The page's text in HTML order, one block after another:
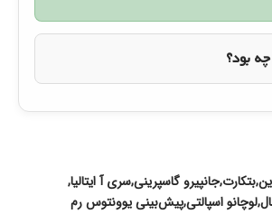
بود؟
بتکارتجانپیرو گاسپرینیسری آ ایتالیا
لوچانو اسپالتیپیش‌بینی یوونتوس رم